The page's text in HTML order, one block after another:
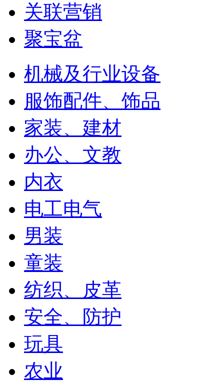
关联营销
聚宝盆
机械及行业设备
服饰配件、饰品
家装、建材
办公、文教
内衣
电工电气
男装
童装
纺织、皮革
安全、防护
玩具
农业